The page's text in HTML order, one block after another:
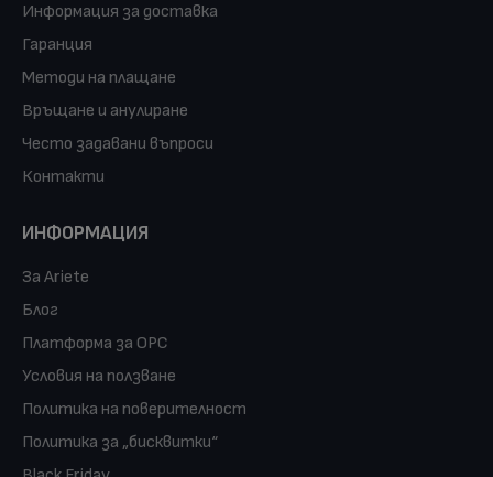
Информация за доставка
Гаранция
Методи на плащане
Връщане и анулиране
Често задавани въпроси
Контакти
ИНФОРМАЦИЯ
За Ariete
Блог
Платформа за ОРС
Условия на ползване
Политика на поверителност
Политика за „бисквитки“